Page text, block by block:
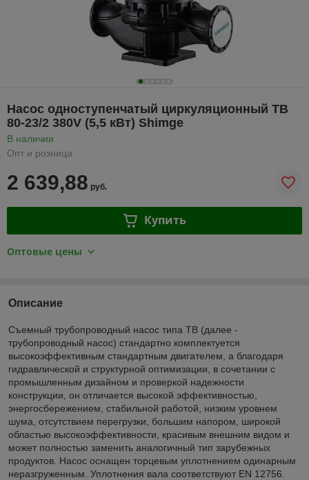
Насос одноступенчатый циркуляционный TB
80-23/2 380V (5,5 кВт) Shimge
В наличии
Опт и розница
2 639,88 руб.
Купить
Оптовые цены
Описание
Съемный трубопроводный насос типа TB (далее -
трубопроводный насос) стандартно комплектуется
высокоэффективным стандартным двигателем, а благодаря
гидравлической и структурной оптимизации, в сочетании с
промышленным дизайном и проверкой надежности
конструкции, он отличается высокой эффективностью,
энергосбережением, стабильной работой, низким уровнем
шума, отсутствием перегрузки, большим напором, широкой
областью высокоэффективности, красивым внешним видом и
может полностью заменить аналогичный тип зарубежных
продуктов. Насос оснащен торцевым уплотнением одинарным
неразгруженным. Уплотнения вала соответствуют EN 12756.